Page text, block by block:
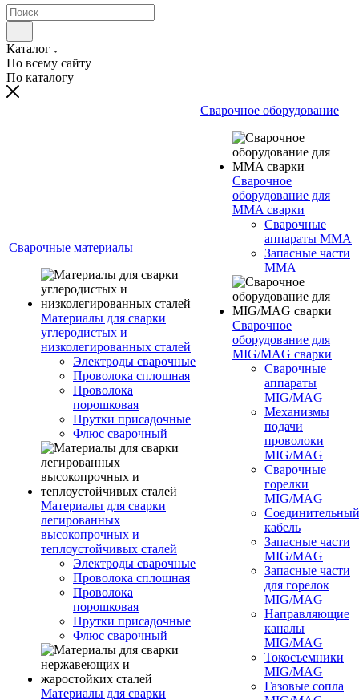
Каталог
По всему сайту
По каталогу
Сварочные материалы
Материалы для сварки
углеродистых и
низколегированных сталей
Электроды сварочные
Проволока сплошная
Проволока
порошковая
Прутки присадочные
Флюс сварочный
Материалы для сварки
легированных
высокопрочных и
теплоустойчивых сталей
Электроды сварочные
Проволока сплошная
Проволока
порошковая
Прутки присадочные
Флюс сварочный
Материалы для сварки
Сварочное оборудование
Сварочное
оборудование для
MMA сварки
Сварочные
аппараты MMA
Запасные части
MMA
Сварочное
оборудование для
MIG/MAG сварки
Сварочные
аппараты
MIG/MAG
Механизмы
подачи
проволоки
MIG/MAG
Сварочные
горелки
MIG/MAG
Соединительный
кабель
Запасные части
MIG/MAG
Запасные части
для горелок
MIG/MAG
Направляющие
каналы
MIG/MAG
Токосъемники
MIG/MAG
Газовые сопла